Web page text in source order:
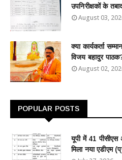
उपनिरीक्षकों के
August 03,
क्या कार्यकर्ता
विजय बहादुर
August 02,
POPULAR POSTS
यूपी में 41
मिला नया एडीएम